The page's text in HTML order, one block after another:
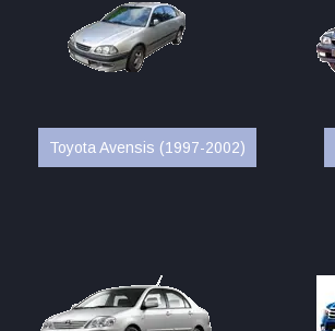
Toyota Avensis (1997-2002)